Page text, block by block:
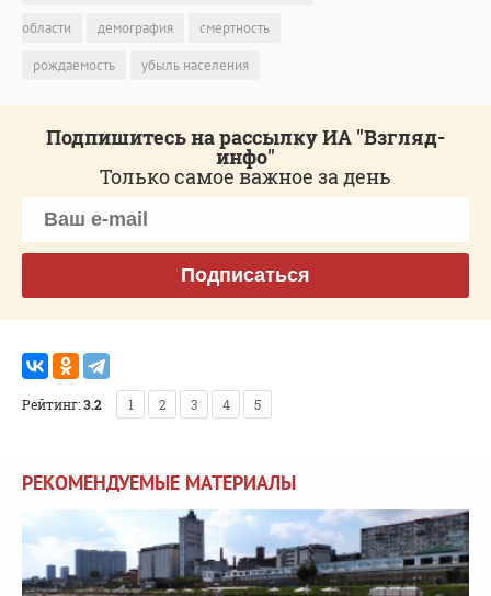
области демография
смертность
рождаемость
убыль населения
Подпишитесь на рассылку ИА "Взгляд-
инфо"
Только самое важное за день
Подписаться
Рейтинг:3.2 1 2 3 4 5
РЕКОМЕНДУЕМЫЕ МАТЕРИАЛЫ